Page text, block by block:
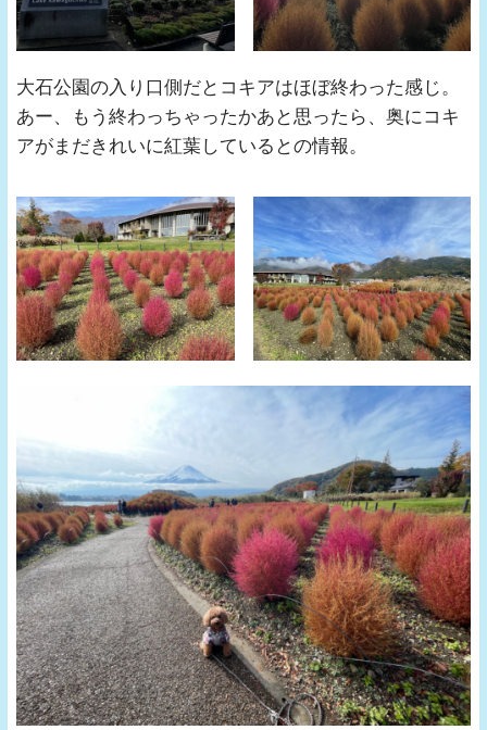
大石公園の入り口側だとコキアはほぼ終わった感じ。
あー、もう終わっちゃったかあと思ったら、奥にコキ
アがまだきれいに紅葉しているとの情報。